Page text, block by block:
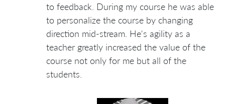
to feedback. During my course he was able
to personalize the course by changing
direction mid-stream. He's agility as a
teacher greatly increased the value of the
course not only for me but all of the
students.